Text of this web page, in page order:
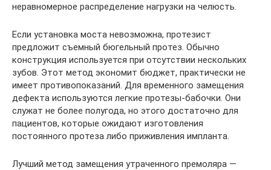
неравномерное распределение нагрузки на челюсть.
Если установка моста невозможна, протезист
предложит съемный бюгельный протез. Обычно
конструкция используется при отсутствии нескольких
зубов. Этот метод экономит бюджет, практически не
имеет противопоказаний. Для временного замещения
дефекта используются легкие протезы-бабочки. Они
служат не более полугода, но этого достаточно для
пациентов, которые ожидают изготовления
постоянного протеза либо приживления импланта.
Лучший метод замещения утраченного премоляра —